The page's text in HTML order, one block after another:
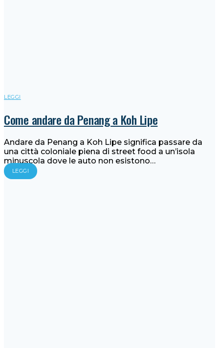
LEGGI
Come andare da Penang a Koh Lipe
Andare da Penang a Koh Lipe significa passare da
una città coloniale piena di street food a un’isola
minuscola dove le auto non esistono…
LEGGI